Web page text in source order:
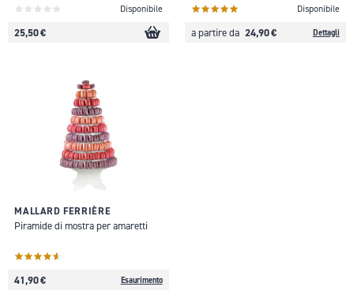
Disponibile
25,50 €
Disponibile
a partire da 24,90 € Dettagli
MALLARD FERRIÈRE
Piramide di mostra per amaretti
41,90 € Esaurimento